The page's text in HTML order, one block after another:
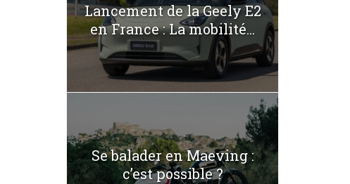
Lancement de la Geely E2
en France : La mobilité...
Se balader en Maeving :
c’est possible ?